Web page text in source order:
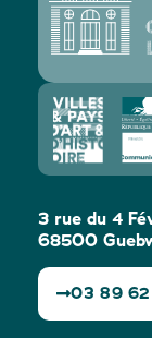
3 rue du 4
68500
03 89